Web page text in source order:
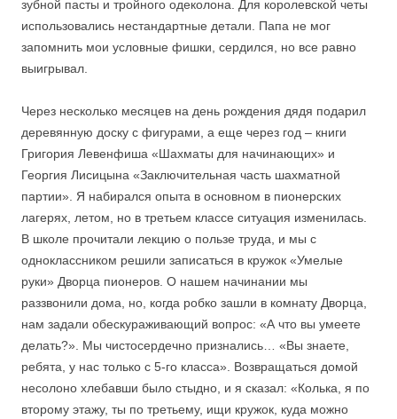
зубной пасты и тройного одеколона. Для королевской четы
использовались нестандартные детали. Папа не мог
запомнить мои условные фишки, сердился, но все равно
выигрывал.
Через несколько месяцев на день рождения дядя подарил
деревянную доску с фигурами, а еще через год – книги
Григория Левенфиша «Шахматы для начинающих» и
Георгия Лисицына «Заключительная часть шахматной
партии». Я набирался опыта в основном в пионерских
лагерях, летом, но в третьем классе ситуация изменилась.
В школе прочитали лекцию о пользе труда, и мы с
одноклассником решили записаться в кружок «Умелые
руки» Дворца пионеров. О нашем начинании мы
раззвонили дома, но, когда робко зашли в комнату Дворца,
нам задали обескураживающий вопрос: «А что вы умеете
делать?». Мы чистосердечно признались… «Вы знаете,
ребята, у нас только с 5-го класса». Возвращаться домой
несолоно хлебавши было стыдно, и я сказал: «Колька, я по
второму этажу, ты по третьему, ищи кружок, куда можно